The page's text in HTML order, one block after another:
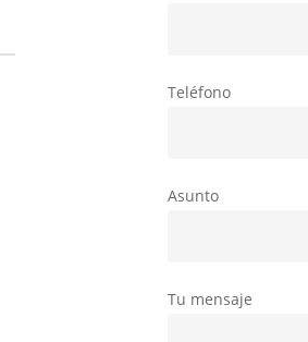
Teléfono
Asunto
Tu mensaje